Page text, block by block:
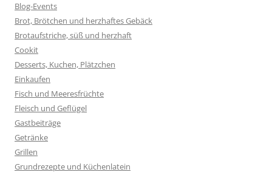
Blog-Events
Brot, Brötchen und herzhaftes Gebäck
Brotaufstriche, süß und herzhaft
Cookit
Desserts, Kuchen, Plätzchen
Einkaufen
Fisch und Meeresfrüchte
Fleisch und Geflügel
Gastbeiträge
Getränke
Grillen
Grundrezepte und Küchenlatein